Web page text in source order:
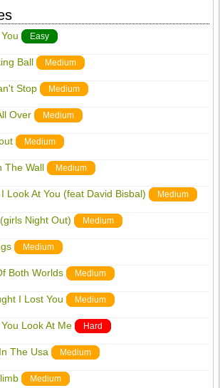
Easy
Ball Medium
Stop Medium
Over Medium
Medium
The Wall Medium
Look At You (feat David Bisbal) Medium
Night Out) Medium
Medium
Both Worlds Medium
I Lost You Medium
Look At Me Hard
The Usa Medium
Medium